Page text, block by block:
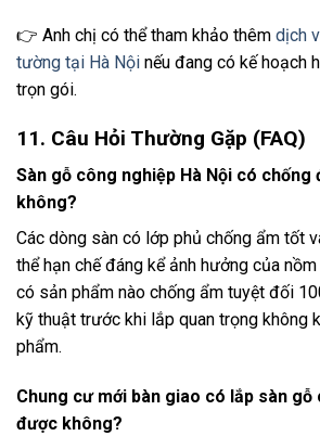
👉 Anh chị có thể tham khảo thêm dịch
tường tại Hà Nội nếu đang có kế hoạch
trọn gói.
11. Câu Hỏi Thường Gặp (FAQ)
Sàn gỗ công nghiệp Hà Nội có chống
không?
Các dòng sàn có lớp phủ chống ẩm tốt
thể hạn chế đáng kể ảnh hưởng của
có sản phẩm nào chống ẩm tuyệt đối
kỹ thuật trước khi lắp quan trọng không
phẩm.
Chung cư mới bàn giao có lắp sàn
được không?